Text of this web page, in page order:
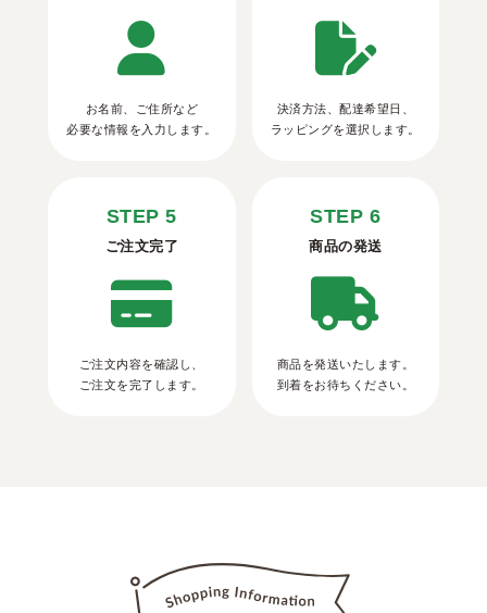
お名前、ご住所など
必要な情報を入力します。
決済方法、配達希望日、
ラッピングを選択します。
STEP 5
ご注文完了
ご注文内容を確認し、
ご注文を完了します。
STEP 6
商品の発送
商品を発送いたします。
到着をお待ちください。